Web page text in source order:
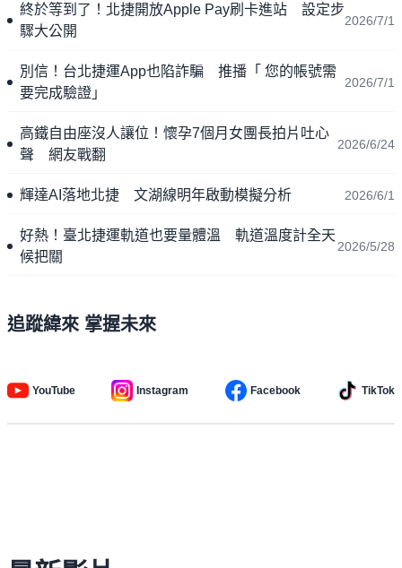
終於等到了！北捷開放Apple Pay刷卡進站 設定步
驟大公開
2026/7/1
別信！台北捷運App也陷詐騙 推播「 您的帳號需
要完成驗證」
2026/7/1
高鐵自由座沒人讓位！懷孕7個月女團長拍片吐心
聲 網友戰翻
2026/6/24
輝達AI落地北捷 文湖線明年啟動模擬分析 2026/6/1
好熱！臺北捷運軌道也要量體溫 軌道溫度計全天
候把關
2026/5/28
追蹤緯來 掌握未來
YouTube Instagram Facebook TikTok